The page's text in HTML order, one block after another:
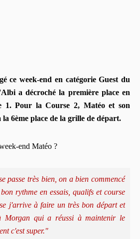
ce week-end en catégorie Guest du
a décroché la première place en
1. Pour la Course 2, Matéo et son
6ème place de la grille de départ.
end Matéo ?
passe très bien, on a bien commencé
rythme en essais, qualifs et course
j'arrive à faire un très bon départ et
Morgan qui a réussi à maintenir le
c'est super."